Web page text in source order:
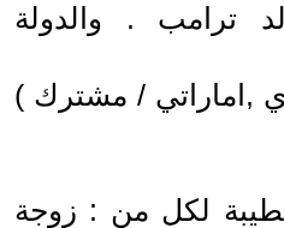
ترامب . والدولة
,اماراتي / مشترك )
لكل من : زوجة